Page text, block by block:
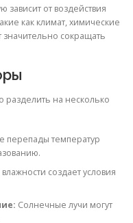
от воздействия
как климат, химические
значительно сокращать
разделить на несколько
перепады температур
создает условия
Солнечные лучи могут